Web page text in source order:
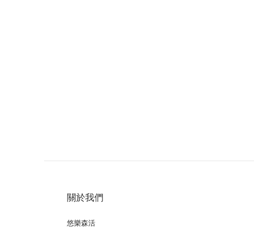
關於我們
悠樂森活